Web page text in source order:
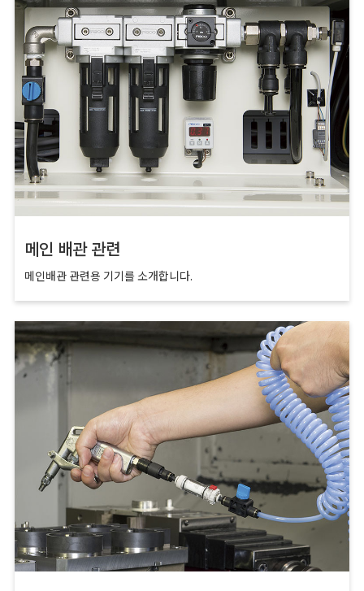
메인 배관 관련
메인배관 관련용 기기를 소개합니다.